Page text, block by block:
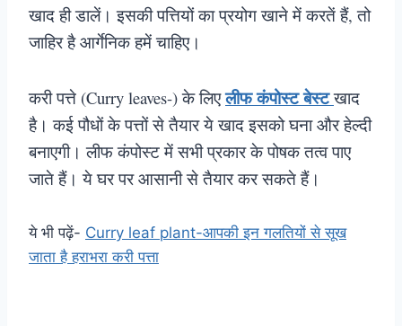
खाद ही डालें। इसकी पत्तियों का प्रयोग खाने में करतें हैं, तो
जाहिर है आर्गेनिक हमें चाहिए।
करी पत्ते (Curry leaves-) के लिएलीफ कंपोस्ट बेस्ट खाद
है। कई पौधों के पत्तों से तैयार ये खाद इसको घना और हेल्दी
बनाएगी। लीफ कंपोस्ट में सभी प्रकार के पोषक तत्व पाए
जाते हैं। ये घर पर आसानी से तैयार कर सकते हैं।
ये भी पढ़ें- Curry leaf plant-आपकी इन गलतियों से सूख
जाता है हराभरा करी पत्ता